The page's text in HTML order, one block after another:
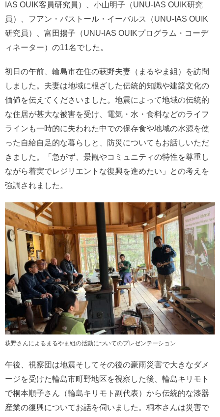
IAS OUIK客員研究員）、小山明子（UNU-IAS OUIK研究
員）、フアン・パストール・イーバルス（UNU-IAS OUIK
研究員）、富田揚子（UNU-IAS OUIKプログラム・コーデ
ィネーター）の11名でした。
初日の午前、輪島市在住の萩野夫妻（まるやま組）を訪問
しました。夫妻は地域に根ざした伝統的知識や建築文化の
価値を伝えてくださいました。地震によって地域の伝統的
な住居が甚大な被害を受け、電気・水・食料などのライフ
ラインも一時的に失われた中での保存食や地域の水源を使
った自給自足的な暮らしと、防災についてもお話しいただ
きました。「急がず、景観やコミュニティの特性を尊重し
ながら着実でレジリエントな復興を進めたい」との考えを
強調されました。
萩野さんによるまるやま組の活動についてのプレゼンテーション
午後、視察団は地震そしてその後の豪雨災害で大きなダメ
ージを受けた輪島市町野地区を視察した後、輪島キリモト
で桐本順子さん（輪島キリモト副代表）から伝統的な漆器
産業の復興についてお話を伺いました。桐本さんは災害で